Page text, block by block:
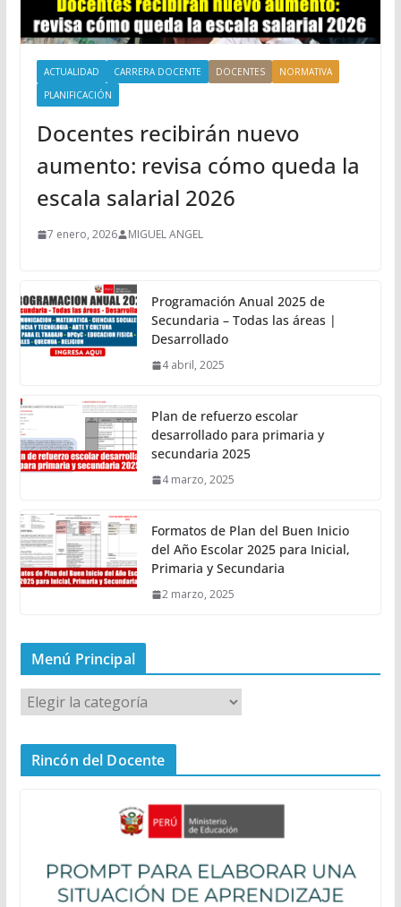
ACTUALIDAD CARRERA DOCENTE DOCENTES
NORMATIVA
PLANIFICACIÓN
Docentes recibirán nuevo
aumento: revisa cómo queda la
escala salarial 2026
7 enero, 2026 MIGUEL ANGEL
Programación Anual 2025 de
Secundaria – Todas las áreas |
Desarrollado
4 abril, 2025
Plan de refuerzo escolar
desarrollado para primaria y
secundaria 2025
4 marzo, 2025
Formatos de Plan del Buen Inicio
del Año Escolar 2025 para Inicial,
Primaria y Secundaria
2 marzo, 2025
Menú Principal
M
n
Rincón del Docente